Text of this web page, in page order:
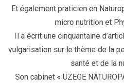
Et également praticien en
micro nutrition et
Il a écrit une cinquantaine
vulgarisation sur le thème de la
santé et de la
Son cabinet « UZEGE